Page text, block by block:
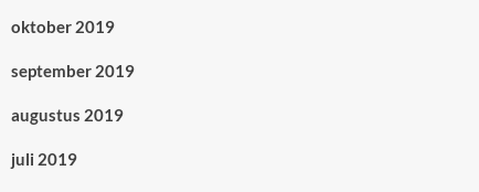
oktober 2019
september 2019
augustus 2019
juli 2019